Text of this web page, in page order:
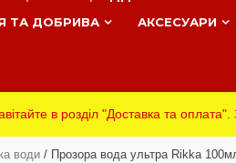
ТА ДОБРИВА
АКСЕСУАРИ
в розділ "Доставка та
води / Прозора вода ультра Rikka